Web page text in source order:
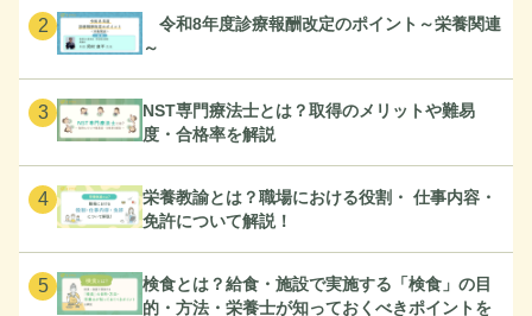
2
令和8年度診療報酬改定のポイント～栄養関連
～
3
NST専門療法士とは？取得のメリットや難易
度・合格率を解説
4
栄養教諭とは？職場における役割・ 仕事内容・
免許について解説！
5
検食とは？給食・施設で実施する「検食」の目
的・方法・栄養士が知っておくべきポイントを